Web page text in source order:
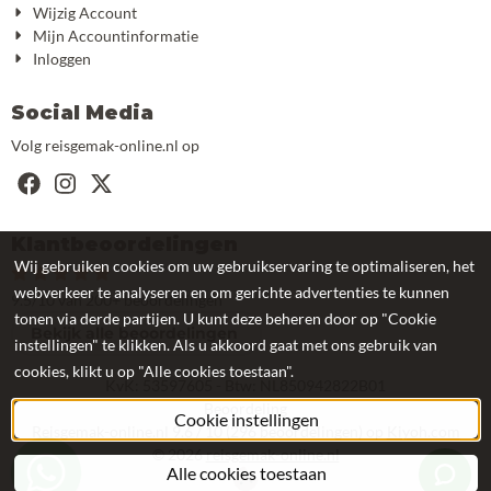
Wijzig Account
Mijn Accountinformatie
Inloggen
Social Media
Volg reisgemak-online.nl op
9.5/10 van 200+ beoordelingen
Bekijk alle beoordelingen
KvK: 53597605 - Btw: NL850942822B01
9.6/10( 296beoordelingen) op
©2026reisgemak-online.nl
Wij gebruiken cookies om uw gebruikservaring te optimaliseren, het
webverkeer te analyseren en om gerichte advertenties te kunnen
tonen via derde partijen. U kunt deze beheren door op "Cookie
instellingen" te klikken. Als u akkoord gaat met ons gebruik van
cookies, klikt u op "Alle cookies toestaan".
Cookie instellingen
Alle cookies toestaan